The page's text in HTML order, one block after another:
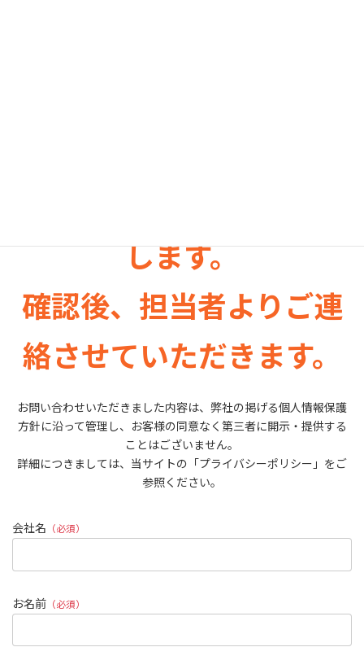
します。
確認後、担当者よりご連
絡させていただきます。
お問い合わせいただきました内容は、弊社の掲げる個人情報保護
方針に沿って管理し、お客様の同意なく第三者に開示・提供する
ことはございません。
詳細につきましては、当サイトの「プライバシーポリシー」をご
参照ください。
会社名 （必須）
お名前 （必須）